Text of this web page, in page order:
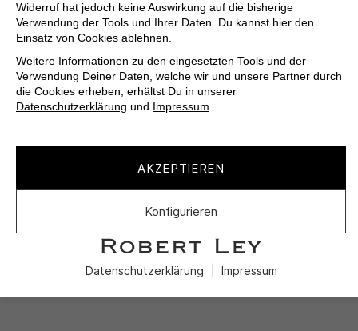
Widerruf hat jedoch keine Auswirkung auf die bisherige
Verwendung der Tools und Ihrer Daten. Du kannst hier den
Einsatz von Cookies ablehnen.
Weitere Informationen zu den eingesetzten Tools und der
Verwendung Deiner Daten, welche wir und unsere Partner durch
die Cookies erheben, erhältst Du in unserer
Datenschutzerklärung und Impressum.
AKZEPTIEREN
Konfigurieren
Datenschutzerklärung Impressum